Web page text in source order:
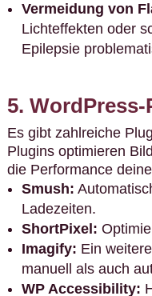
Vermeidung von
Lichteffekten oder
Epilepsie
5.
Es gibt zahlreiche
Plugins optimieren
die Performance
Smush:
Ladezeiten.
ShortPixel:
Imagify: Ein
manuell als auch
WP Accessibility: